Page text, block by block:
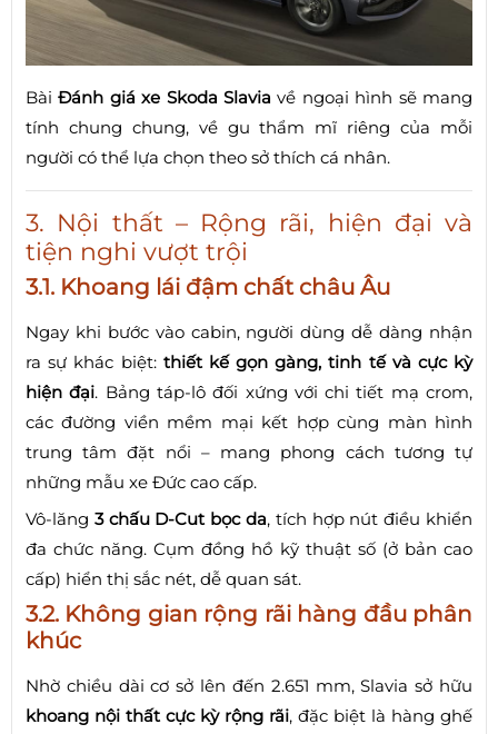
BàiĐánh giá xe Skoda Slavia về ngoại hình sẽ mang
tính chung chung, về gu thẩm mĩ riêng của mỗi
người có thể lựa chọn theo sở thích cá nhân.
3. Nội thất – Rộng rãi, hiện đại và
tiện nghi vượt trội
3.1. Khoang lái đậm chất châu Âu
Ngay khi bước vào cabin, người dùng dễ dàng nhận
ra sự khác biệt: thiết kế gọn gàng, tinh tế và cực kỳ
hiện đại. Bảng táp-lô đối xứng với chi tiết mạ crom,
các đường viền mềm mại kết hợp cùng màn hình
trung tâm đặt nổi – mang phong cách tương tự
những mẫu xe Đức cao cấp.
Vô-lăng 3 chấu D-Cut bọc da, tích hợp nút điều khiển
đa chức năng. Cụm đồng hồ kỹ thuật số (ở bản cao
cấp) hiển thị sắc nét, dễ quan sát.
3.2. Không gian rộng rãi hàng đầu phân
khúc
Nhờ chiều dài cơ sở lên đến 2.651 mm, Slavia sở hữu
khoang nội thất cực kỳ rộng rãi, đặc biệt là hàng ghế